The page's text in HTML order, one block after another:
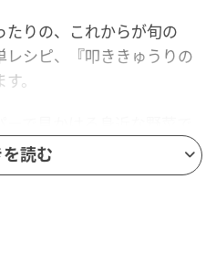
りの、これからが旬の
レシピ、『叩ききゅうりの
。
いや特徴が少し変わりま
が、一般的には5月〜8月頃
読む